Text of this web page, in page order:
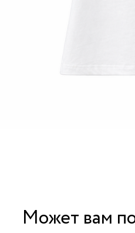
Может вам